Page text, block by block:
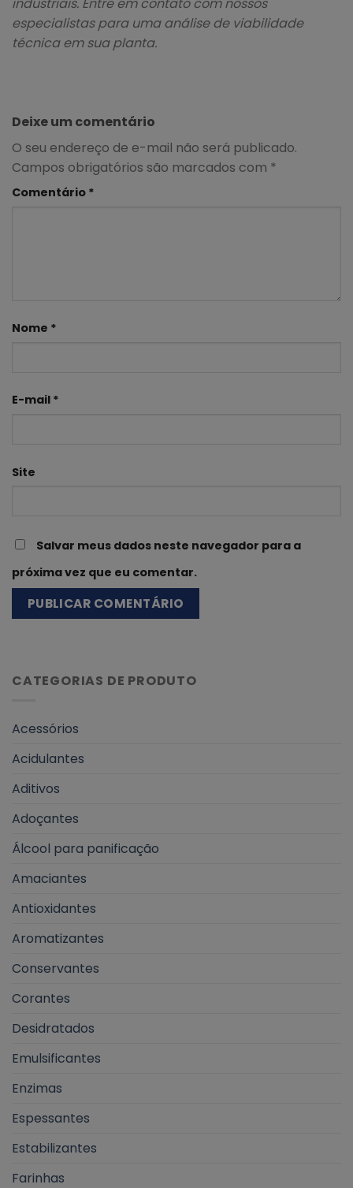
industriais. Entre em contato com nossos
especialistas para uma análise de viabilidade
técnica em sua planta.
Deixe um comentário
O seu endereço de e-mail não será publicado.
Campos obrigatórios são marcados com *
Comentário *
Nome *
E-mail *
Site
Salvar meus dados neste navegador para a
próxima vez que eu comentar.
CATEGORIAS DE PRODUTO
Acessórios
Acidulantes
Aditivos
Adoçantes
Álcool para panificação
Amaciantes
Antioxidantes
Aromatizantes
Conservantes
Corantes
Desidratados
Emulsificantes
Enzimas
Espessantes
Estabilizantes
Farinhas